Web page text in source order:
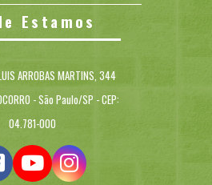
Estamos
ARROBAS MARTINS, 344
- São Paulo/SP - CEP:
04.781-000